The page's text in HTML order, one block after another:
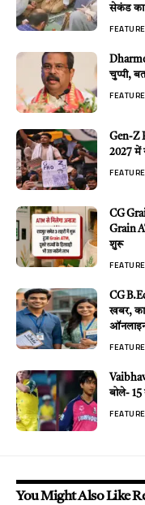
सेकंड का
चुप्पी,
Gen-Z
2027 में
CG
Grain
शुरू
CG
खबर,
बोले- 15
You Might Also Like